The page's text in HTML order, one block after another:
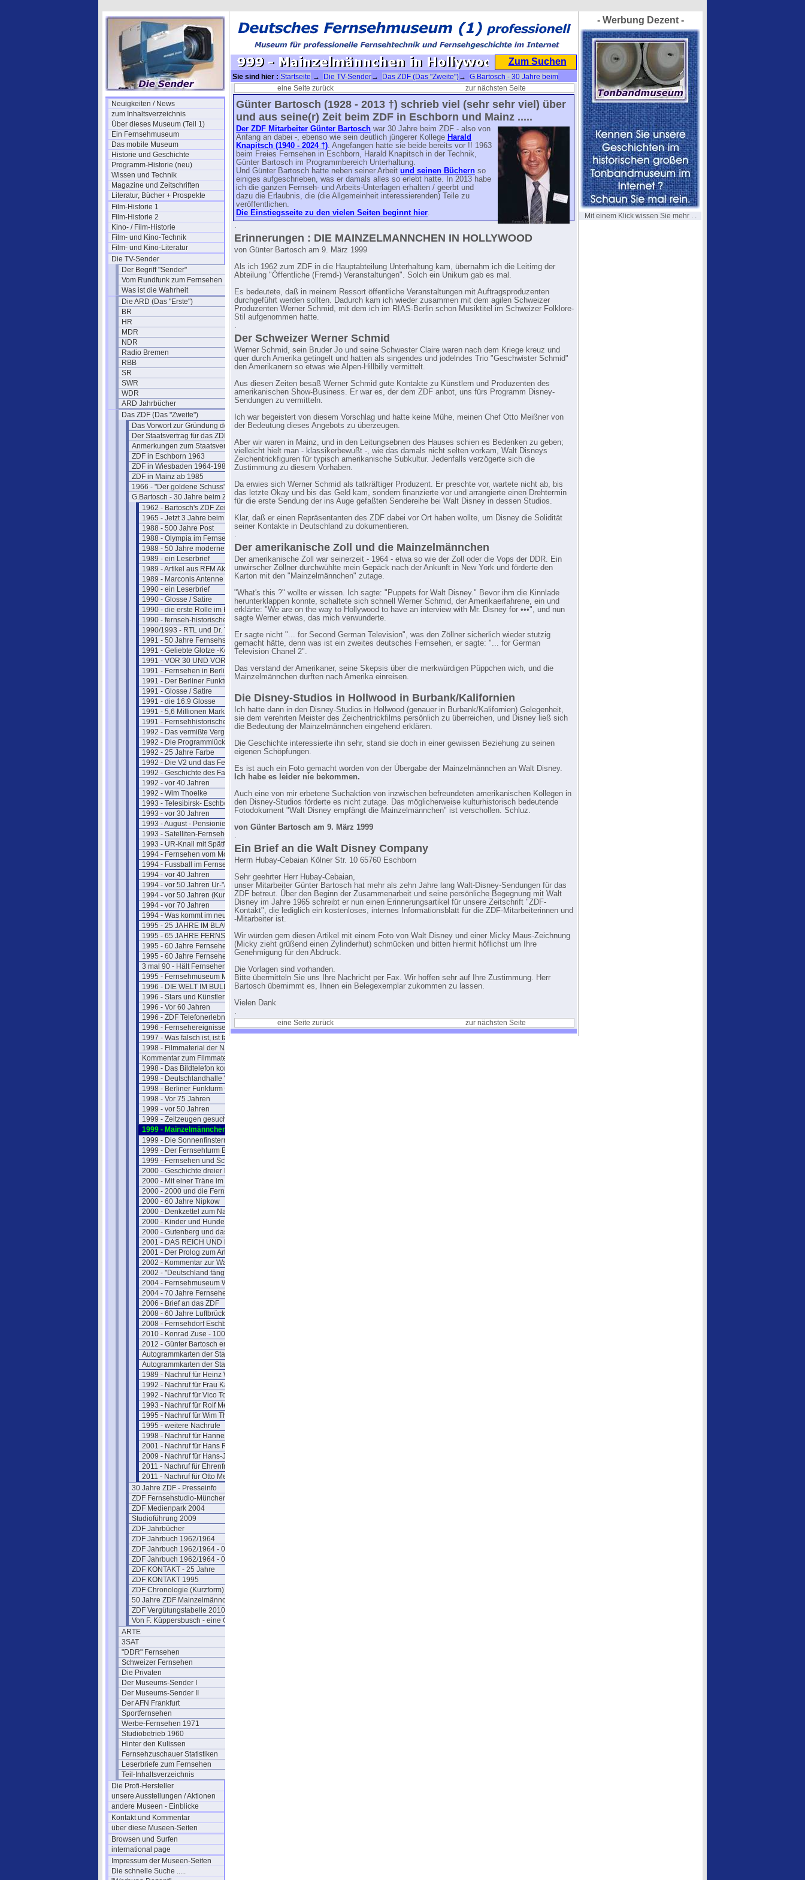
Neuigkeiten / News
zum Inhaltsverzeichnis
Über dieses Museum (Teil 1)
Ein Fernsehmuseum
Das mobile Museum
Historie und Geschichte
Programm-Historie (neu)
Wissen und Technik
Magazine und Zeitschriften
Literatur, Bücher + Prospekte
Film-Historie 1
Film-Historie 2
Kino- / Film-Historie
Film- und Kino-Technik
Film- und Kino-Literatur
Die TV-Sender
Der Begriff "Sender"
Vom Rundfunk zum Fernsehen
Was ist die Wahrheit
Die ARD (Das "Erste")
BR
HR
MDR
NDR
Radio Bremen
RBB
SR
SWR
WDR
ARD Jahrbücher
Das ZDF (Das "Zweite")
Das Vorwort zur Gründung des ZDF
Der Staatsvertrag für das ZDF
Anmerkungen zum Staatsvertrag
ZDF in Eschborn 1963
ZDF in Wiesbaden 1964-1984
ZDF in Mainz ab 1985
1966 - "Der goldene Schuss" Fotos
G.Bartosch - 30 Jahre beim ZDF
1962 - Bartosch's ZDF Zeit beginnt
1965 - Jetzt 3 Jahre beim ZDF
1988 - 500 Jahre Post
1988 - Olympia im Fernsehen
1988 - 50 Jahre modernes Fernsehen
1989 - ein Leserbrief
1989 - Artikel aus RFM Aktuell
1989 - Marconis Antenne
1990 - ein Leserbrief
1990 - Glosse / Satire
1990 - die erste Rolle im Fernsehen
1990 - fernseh-historischer Rückblick
1990/1993 - RTL und Dr. Thoma
1991 - 50 Jahre Fernsehshow
1991 - Geliebte Glotze -Kommentar
1991 - VOR 30 UND VOR 40 JAHREN
1991 - Fernsehen in Berlin 1950
1991 - Der Berliner Funkturm
1991 - Glosse / Satire
1991 - die 16:9 Glosse
1991 - 5,6 Millionen Mark
1991 - Fernsehhistorischer Rückblick
1992 - Das vermißte Vergnügen
1992 - Die Programmlücke im Fernsehen
1992 - 25 Jahre Farbe
1992 - Die V2 und das Fernsehen
1992 - Geschichte des Farbferns.
1992 - vor 40 Jahren
1992 - Wim Thoelke
1993 - Telesibirsk- Eschborns Urzeit
1993 - vor 30 Jahren
1993 - August - Pensionierung
1993 - Satelliten-Fernsehen
1993 - UR-Knall mit Spätfolgen
1994 - Fernsehen vom Mond
1994 - Fussball im Fernsehen
1994 - vor 40 Jahren
1994 - vor 50 Jahren Ur-"ARTE"
1994 - vor 50 Jahren (Kurzform)
1994 - vor 70 Jahren
1994 - Was kommt im neuen Jahr ?
1995 - 25 JAHRE IM BLAUEN STUDIO
1995 - 65 JAHRE FERNSEHSPIEL
1995 - 60 Jahre Fernsehen (kurz)
1995 - 60 Jahre Fernsehen (lang)
3 mal 90 - Hält Fernsehen jung ?
1995 - Fernsehmuseum Mainz
1996 - DIE WELT IM BULLAUGE
1996 - Stars und Künstler
1996 - Vor 60 Jahren
1996 - ZDF Telefonerlebnisse
1996 - Fernsehereignisse in 1997
1997 - Was falsch ist, ist falsch
1998 - Filmmaterial der Nazizeit
Kommentar zum Filmmaterial
1998 - Das Bildtelefon kommt
1998 - Deutschlandhalle "Geschlossen"
1998 - Berliner Funkturm GESPRENGT !
1998 - Vor 75 Jahren
1999 - vor 50 Jahren
1999 - Zeitzeugen gesucht
1999 - Mainzelmännchen in Hollywood
1999 - Die Sonnenfinsternis
1999 - Der Fernsehturm Berlin(Ost)
1999 - Fernsehen und Schutzheilige
2000 - Geschichte dreier Fernsehtürme
2000 - Mit einer Träne im Knopfloch
2000 - 2000 und die Fernsehgeschichte
2000 - 60 Jahre Nipkow
2000 - Denkzettel zum Nachdenken
2000 - Kinder und Hunde
2000 - Gutenberg und das Fernsehen
2001 - DAS REICH UND DER BUND
2001 - Der Prolog zum Artikel
2002 - Kommentar zur Wahl
2002 - "Deutschland fängt neu an ....."
2004 - Fernsehmuseum Wiesbaden
2004 - 70 Jahre Fernsehen
2006 - Brief an das ZDF
2008 - 60 Jahre Luftbrücke
2008 - Fernsehdorf Eschborn
2010 - Konrad Zuse - 100 Jahre
2012 - Günter Bartosch erinnert sich
Autogrammkarten der Stars
Autogrammkarten der Stars (2)
1989 - Nachruf für Heinz Werner
1992 - Nachruf für Frau Karolus
1992 - Nachruf für Vico Torriani
1993 - Nachruf für Rolf Merz
1995 - Nachruf für Wim Thoelke
1995 - weitere Nachrufe
1998 - Nachruf für Hannes Schmid
2001 - Nachruf für Hans Rosenthal
2009 - Nachruf für Hans-J. Rödel
2011 - Nachruf für Ehrenfried Klauer
2011 - Nachruf für Otto Meissner
30 Jahre ZDF - Presseinfo
ZDF Fernsehstudio-München
ZDF Medienpark 2004
Studioführung 2009
ZDF Jahrbücher
ZDF Jahrbuch 1962/1964
ZDF Jahrbuch 1962/1964 - 02
ZDF Jahrbuch 1962/1964 - 03
ZDF KONTAKT - 25 Jahre
ZDF KONTAKT 1995
ZDF Chronologie (Kurzform)
50 Jahre ZDF Mainzelmännchen
ZDF Vergütungstabelle 2010
Von F. Küppersbusch - eine Glosse ?
ARTE
3SAT
"DDR" Fernsehen
Schweizer Fernsehen
Die Privaten
Der Museums-Sender I
Der Museums-Sender II
Der AFN Frankfurt
Sportfernsehen
Werbe-Fernsehen 1971
Studiobetrieb 1960
Hinter den Kulissen
Fernsehzuschauer Statistiken
Leserbriefe zum Fernsehen
Teil-Inhaltsverzeichnis
Die Profi-Hersteller
unsere Ausstellungen / Aktionen
andere Museen - Einblicke
Kontakt und Kommentar
über diese Museen-Seiten
Browsen und Surfen
international page
Impressum der Museen-Seiten
Die schnelle Suche .....
Zum Suchen
Sie sind hier : Startseite → Die TV-Sender→ Das ZDF (Das "Zweite")→ G.Bartosch - 30 Jahre beim
ZDF→ 1999 - Mainzelmännchen in Hollywood
eine Seite zurück zur nächsten Seite
Günter Bartosch (1928 - 2013 †) schrieb viel (sehr sehr viel) über
und aus seine(r) Zeit beim ZDF in Eschborn und Mainz .....
Der ZDF Mitarbeiter Günter Bartosch war 30 Jahre beim ZDF - also von
Anfang an dabei -, ebenso wie sein deutlich jüngerer Kollege Harald
Knapitsch (1940 - 2024 †). Angefangen hatte sie beide bereits vor !! 1963
beim Freies Fernsehen in Eschborn, Harald Knapitsch in der Technik,
Günter Bartosch im Programmbereich Unterhaltung.
Und Günter Bartosch hatte neben seiner Arbeit und seinen Büchern so
einiges aufgeschrieben, was er damals alles so erlebt hatte. In 2013 habe
ich die ganzen Fernseh- und Arbeits-Unterlagen erhalten / geerbt und
dazu die Erlaubnis, die (die Allgemeinheit interessierenden) Teile zu
veröffentlichen.
Die Einstiegsseite zu den vielen Seiten beginnt hier.
.
Erinnerungen : DIE MAINZELMANNCHEN IN HOLLYWOOD
von Günter Bartosch am 9. März 1999
Als ich 1962 zum ZDF in die Hauptabteilung Unterhaltung kam, übernahm ich die Leitimg der
Abteilung "Öffentliche (Fremd-) Veranstaltungen". Solch ein Unikum gab es mal.
Es bedeutete, daß in meinem Ressort öffentliche Veranstaltungen mit Auftragsproduzenten
durchgeführt werden sollten. Dadurch kam ich wieder zusammen mit dem agilen Schweizer
Produzenten Werner Schmid, mit dem ich im RIAS-Berlin schon Musiktitel im Schweizer Folklore-
Stil aufgenommen hatte.
.
Der Schweizer Werner Schmid
Werner Schmid, sein Bruder Jo und seine Schwester Claire waren nach dem Kriege kreuz und
quer durch Amerika getingelt und hatten als singendes und jodelndes Trio "Geschwister Schmid"
den Amerikanern so etwas wie Alpen-Hillbilly vermittelt.
Aus diesen Zeiten besaß Werner Schmid gute Kontakte zu Künstlern und Produzenten des
amerikanischen Show-Business. Er war es, der dem ZDF anbot, uns fürs Programm Disney-
Sendungen zu vermitteln.
Ich war begeistert von diesem Vorschlag und hatte keine Mühe, meinen Chef Otto Meißner von
der Bedeutung dieses Angebots zu überzeugen.
Aber wir waren in Mainz, und in den Leitungsebnen des Hauses schien es Bedenken zu geben;
vielleicht hielt man - klassikerbewußt -, wie das damals nicht selten vorkam, Walt Disneys
Zeichentrickfiguren für typisch amerikanische Subkultur. Jedenfalls verzögerte sich die
Zustimmung zu diesem Vorhaben.
Da erwies sich Werner Schmid als tatkräftiger Produzent. Er preschte vor, wartete nicht ab, bis
das letzte Okay und bis das Geld kam, sondern finanzierte vor und arrangierte einen Drehtermin
für die erste Sendung der ins Auge gefaßten Sendereihe bei Walt Disney in dessen Studios.
Klar, daß er einen Repräsentanten des ZDF dabei vor Ort haben wollte, um Disney die Solidität
seiner Kontakte in Deutschland zu dokumentieren.
.
Der amerikanische Zoll und die Mainzelmännchen
Der amerikanische Zoll war seinerzeit - 1964 - etwa so wie der Zoll oder die Vops der DDR. Ein
unwirscher Zöllner durchwühlte mein Gepäck nach der Ankunft in New York und förderte den
Karton mit den "Mainzelmännchen" zutage.
"What's this ?" wollte er wissen. Ich sagte: "Puppets for Walt Disney." Bevor ihm die Kinnlade
herunterklappen konnte, schaltete sich schnell Werner Schmid, der Amerikaerfahrene, ein und
erklärte: "We are on the way to Hollywood to have an interview with Mr. Disney for •••", und nun
sagte Werner etwas, das mich verwunderte.
Er sagte nicht "... for Second German Television", was den Zöllner sicherlich wieder stutzig
gemacht hätte, denn was ist ein zweites deutsches Fernsehen, er sagte: "... for German
Television Chanel 2".
Das verstand der Amerikaner, seine Skepsis über die merkwürdigen Püppchen wich, und die
Mainzelmännchen durften nach Amerika einreisen.
Die Disney-Studios in Hollwood in Burbank/Kalifornien
Ich hatte dann in den Disney-Studios in Hollwood (genauer in Burbank/Kalifornien) Gelegenheit,
sie dem verehrten Meister des Zeichentrickfilms persönlich zu überreichen, und Disney ließ sich
die Bedeutung der Mainzelmännchen eingehend erklären.
Die Geschichte interessierte ihn sehr, stand sie doch in einer gewissen Beziehung zu seinen
eigenen Schöpfungen.
Es ist auch ein Foto gemacht worden von der Übergabe der Mainzelmännchen an Walt Disney.
Ich habe es leider nie bekommen.
Auch eine von mir erbetene Suchaktion von inzwischen befreundeten amerikanischen Kollegen in
den Disney-Studios förderte es nicht zutage. Das möglicherweise kulturhistorisch bedeutende
Fotodokument "Walt Disney empfängt die Mainzelmännchen" ist verschollen. Schluz.
von Günter Bartosch am 9. März 1999
.
Ein Brief an die Walt Disney Company
Herrn Hubay-Cebaian Kölner Str. 10 65760 Eschborn
Sehr geehrter Herr Hubay-Cebaian,
unser Mitarbeiter Günter Bartosch hat mehr als zehn Jahre lang Walt-Disney-Sendungen für das
ZDF betreut. Über den Beginn der Zusammenarbeit und seine persönliche Begegnung mit Walt
Disney im Jahre 1965 schreibt er nun einen Erinnerungsartikel für unsere Zeitschrift "ZDF-
Kontakt", die lediglich ein kostenloses, internes Informationsblatt für die ZDF-Mitarbeiterinnen und
-Mitarbeiter ist.
Wir würden gern diesen Artikel mit einem Foto von Walt Disney und einer Micky Maus-Zeichnung
(Micky zieht grüßend einen Zylinderhut) schmücken und bitten hiermit höflichst um Ihre
Genehmigung für den Abdruck.
Die Vorlagen sind vorhanden.
Bitte übermitteln Sie uns Ihre Nachricht per Fax. Wir hoffen sehr auf Ihre Zustimmung. Herr
Bartosch übernimmt es, Ihnen ein Belegexemplar zukommen zu lassen.
Vielen Dank
.
eine Seite zurück
zur nächsten Seite
- Werbung Dezent -
Mit einem Klick wissen Sie mehr . .